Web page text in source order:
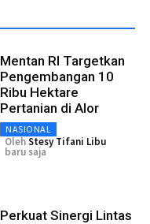
Mentan RI Targetkan
Pengembangan 10
Ribu Hektare
Pertanian di Alor
NASIONAL
OlehStesy Tifani Libu
baru saja
Perkuat Sinergi Lintas